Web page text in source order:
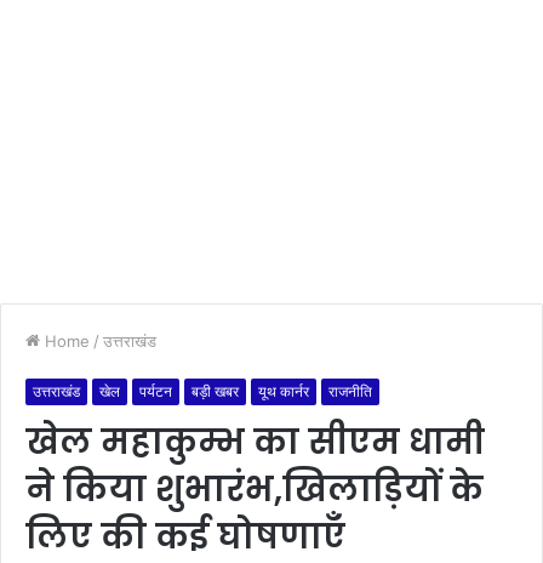
Home / उत्तराखंड
उत्तराखंड खेल पर्यटन बड़ी खबर यूथ कार्नर राजनीति
खेल महाकुम्भ का सीएम धामी
ने किया शुभारंभ,खिलाड़ियों के
लिए की कई घोषणाएँ